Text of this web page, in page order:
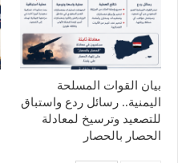
بيان القوات المسلحة
اليمنية.. رسائل ردع واستباق
للتصعيد وترسيخ لمعادلة
الحصار بالحصار